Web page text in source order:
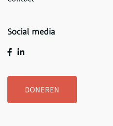
Social media
DONEREN